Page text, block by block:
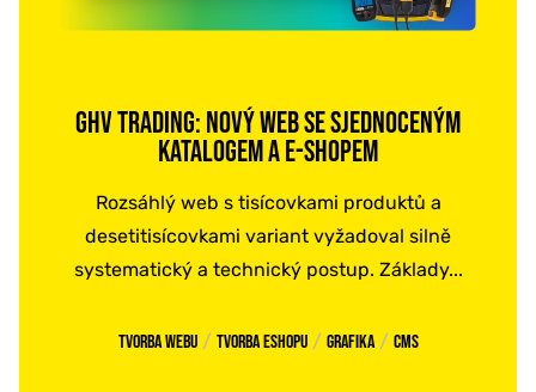
GHV TRADING: NOVÝ WEB SE SJEDNOCENÝM
KATALOGEM A E-SHOPEM
Rozsáhlý web s tisícovkami produktů a
desetitisícovkami variant vyžadoval silně
systematický a technický postup. Základy...
Tvorba webu / Tvorba eshopu / Grafika / CMS